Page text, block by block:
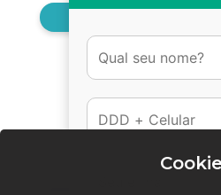
FALE